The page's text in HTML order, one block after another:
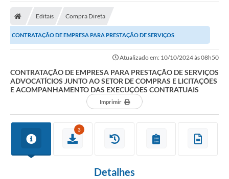
Editais
Telefones Úteis
Turismo
Contato
REQUERIMENTO DE RESTITUIÇÃO DA TAXA DE INSCRIÇÃO
Editais Compra Direta
CONTRATAÇÃO DE EMPRESA PARA PRESTAÇÃO DE SERVIÇOS
Atualizado em: 10/10/2024 às 08h50
CONTRATAÇÃO DE EMPRESA PARA PRESTAÇÃO DE SERVIÇOS
ADVOCATÍCIOS JUNTO AO SETOR DE COMPRAS E LICITAÇÕES
E ACOMPANHAMENTO DAS EXECUÇÕES CONTRATUAIS
Imprimir
3
Detalhes